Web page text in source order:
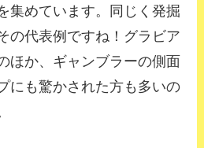
集めています。同じく発掘
の代表例ですね！グラビア
ほか、ギャンブラーの側面
にも驚かされた方も多いの